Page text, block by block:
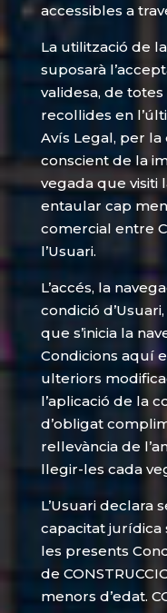
accessibles a
La utilització de
suposarà
validesa, de
recollides en
Avís Legal, per la
conscient de la
vegada que visiti
entaular cap
comercial entre
l’Usuari.
L’accés, la
condició
que s’inicia la
Condicions aquí
ulteriors
l’aplicació de la
d’obligat
rellevància de
llegir-les cada
L’Usuari declara
capacitat jurídica
les presents
de
menors d’edat.